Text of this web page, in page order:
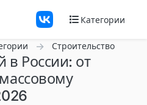
Категории
Строительство
в России: от